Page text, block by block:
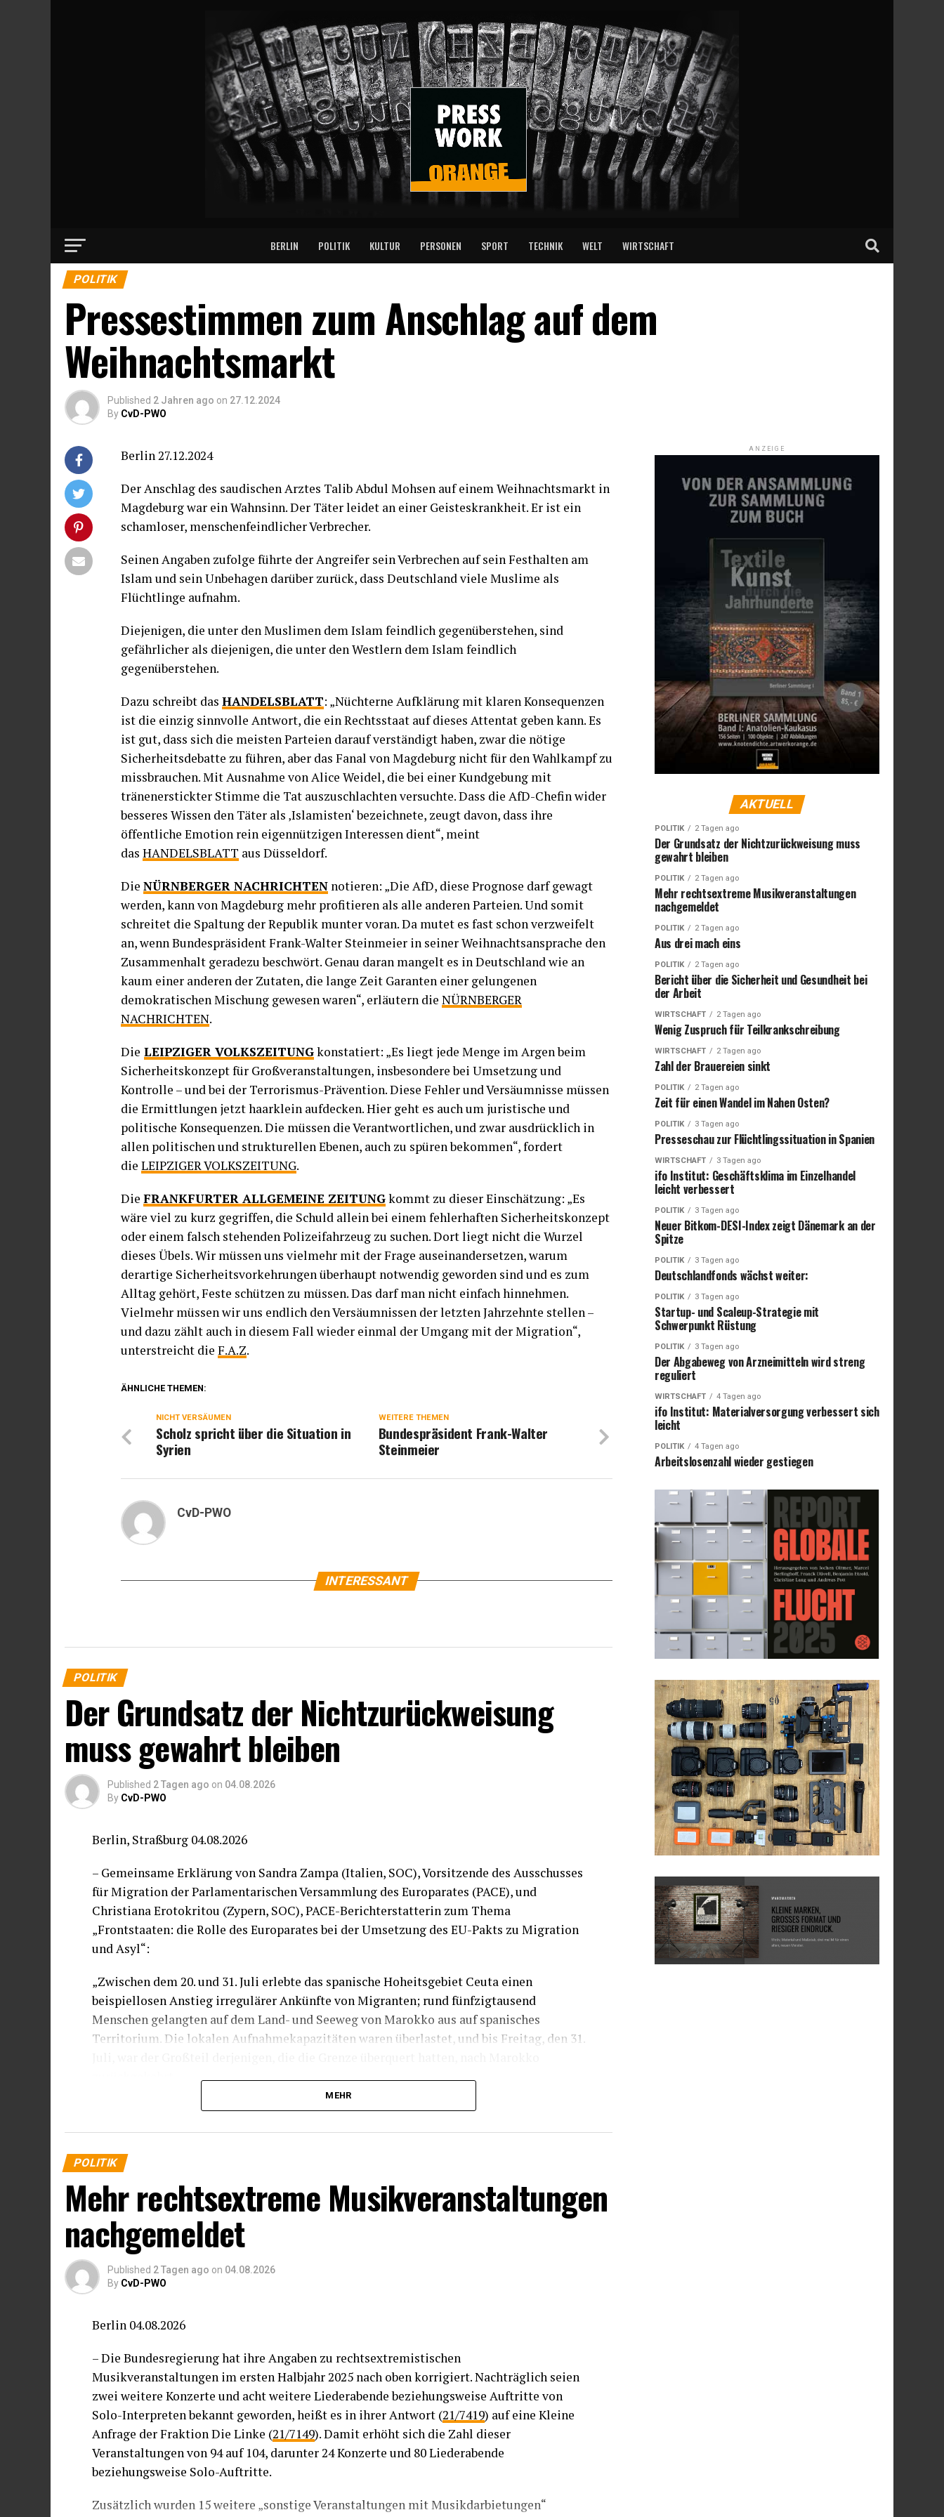
BERLIN POLITIK KULTUR PERSONEN SPORT TECHNIK WELT WIRTSCHAFT
POLITIK
Pressestimmen zum Anschlag auf dem
Weihnachtsmarkt
Published 2 Jahren ago on 27.12.2024
By CvD-PWO
Berlin 27.12.2024
Der Anschlag des saudischen Arztes Talib Abdul Mohsen auf einem Weihnachtsmarkt in
Magdeburg war ein Wahnsinn. Der Täter leidet an einer Geisteskrankheit. Er ist ein
schamloser, menschenfeindlicher Verbrecher.
Seinen Angaben zufolge führte der Angreifer sein Verbrechen auf sein Festhalten am
Islam und sein Unbehagen darüber zurück, dass Deutschland viele Muslime als
Flüchtlinge aufnahm.
Diejenigen, die unter den Muslimen dem Islam feindlich gegenüberstehen, sind
gefährlicher als diejenigen, die unter den Westlern dem Islam feindlich
gegenüberstehen.
Dazu schreibt das HANDELSBLATT: „Nüchterne Aufklärung mit klaren Konsequenzen
ist die einzig sinnvolle Antwort, die ein Rechtsstaat auf dieses Attentat geben kann. Es
ist gut, dass sich die meisten Parteien darauf verständigt haben, zwar die nötige
Sicherheitsdebatte zu führen, aber das Fanal von Magdeburg nicht für den Wahlkampf zu
missbrauchen. Mit Ausnahme von Alice Weidel, die bei einer Kundgebung mit
tränenerstickter Stimme die Tat auszuschlachten versuchte. Dass die AfD-Chefin wider
besseres Wissen den Täter als ‚Islamisten‘ bezeichnete, zeugt davon, dass ihre
öffentliche Emotion rein eigennützigen Interessen dient“, meint
das HANDELSBLATT aus Düsseldorf.
Die NÜRNBERGER NACHRICHTEN notieren: „Die AfD, diese Prognose darf gewagt
werden, kann von Magdeburg mehr profitieren als alle anderen Parteien. Und somit
schreitet die Spaltung der Republik munter voran. Da mutet es fast schon verzweifelt
an, wenn Bundespräsident Frank-Walter Steinmeier in seiner Weihnachtsansprache den
Zusammenhalt geradezu beschwört. Genau daran mangelt es in Deutschland wie an
kaum einer anderen der Zutaten, die lange Zeit Garanten einer gelungenen
demokratischen Mischung gewesen waren“, erläutern die NÜRNBERGER
NACHRICHTEN.
Die LEIPZIGER VOLKSZEITUNGkonstatiert: „Es liegt jede Menge im Argen beim
Sicherheitskonzept für Großveranstaltungen, insbesondere bei Umsetzung und
Kontrolle – und bei der Terrorismus-Prävention. Diese Fehler und Versäumnisse müssen
die Ermittlungen jetzt haarklein aufdecken. Hier geht es auch um juristische und
politische Konsequenzen. Die müssen die Verantwortlichen, und zwar ausdrücklich in
allen politischen und strukturellen Ebenen, auch zu spüren bekommen“, fordert
die LEIPZIGER VOLKSZEITUNG.
Die FRANKFURTER ALLGEMEINE ZEITUNGkommt zu dieser Einschätzung: „Es
wäre viel zu kurz gegriffen, die Schuld allein bei einem fehlerhaften Sicherheitskonzept
oder einem falsch stehenden Polizeifahrzeug zu suchen. Dort liegt nicht die Wurzel
dieses Übels. Wir müssen uns vielmehr mit der Frage auseinandersetzen, warum
derartige Sicherheitsvorkehrungen überhaupt notwendig geworden sind und es zum
Alltag gehört, Feste schützen zu müssen. Das darf man nicht einfach hinnehmen.
Vielmehr müssen wir uns endlich den Versäumnissen der letzten Jahrzehnte stellen –
und dazu zählt auch in diesem Fall wieder einmal der Umgang mit der Migration“,
unterstreicht die F.A.Z.
ÄHNLICHE THEMEN:
WEITERE THEMEN
Bundespräsident Frank-Walter
Steinmeier
NICHT VERSÄUMEN
Scholz spricht über die Situation in
Syrien
CvD-PWO
INTERESSANT
POLITIK
Der Grundsatz der Nichtzurückweisung
muss gewahrt bleiben
Published 2 Tagen ago on 04.08.2026
By CvD-PWO
Berlin, Straßburg 04.08.2026
– Gemeinsame Erklärung von Sandra Zampa (Italien, SOC), Vorsitzende des Ausschusses
für Migration der Parlamentarischen Versammlung des Europarates (PACE), und
Christiana Erotokritou (Zypern, SOC), PACE-Berichterstatterin zum Thema
„Frontstaaten: die Rolle des Europarates bei der Umsetzung des EU-Pakts zu Migration
und Asyl“:
„Zwischen dem 20. und 31. Juli erlebte das spanische Hoheitsgebiet Ceuta einen
beispiellosen Anstieg irregulärer Ankünfte von Migranten; rund fünfzigtausend
Menschen gelangten auf dem Land- und Seeweg von Marokko aus auf spanisches
Territorium. Die lokalen Aufnahmekapazitäten waren überlastet, und bis Freitag, den 31.
Tragischerweise bestätigen offizielle Berichte, dass bei diesen gefährlichen
nicht ignoriert werden darf. Ebenso stehen wir an der Seite der Bevölkerung von Ceuta,
die mit einer außergewöhnlichen humanitären Krise konfrontiert war, welche die
lokalen Ressourcen bis an die Grenzen ihrer Belastbarkeit beanspruchte.
Wir erinnern daran, dass die Mitgliedstaaten des Europarates und die Europäische
Union die lokalen Behörden finanziell, technisch und administrativ bei der Bewältigung
von Notsituationen unterstützen müssen, die durch die Ankunft einer großen Zahl von
Menschen entstehen – wie es die Versammlung kürzlich bekräftigt hat. In solchen
Tat wahren.
Während die EU-Innenminister heute zu Krisengesprächen über die Ereignisse in Ceuta
zusammenkommen, fordern wir zudem alle EU-Mitgliedstaaten auf, die Bestimmungen
des EU-Pakts zu Migration und Asyl uneingeschränkt einzuhalten – insbesondere den
Solidaritätsmechanismus sowie die Verordnung für Krisen- und Fälle höherer Gewalt.
Diese bieten wirksame Rechtsinstrumente, um auf Krisen wie diese entschlossen, aber
menschenwürdig zu reagieren.
uneingeschränkt achten, selbst wenn Migration instrumentalisiert wird. Wie die
MEHR
POLITIK
Mehr rechtsextreme Musikveranstaltungen
nachgemeldet
Published 2 Tagen ago on 04.08.2026
By CvD-PWO
Berlin 04.08.2026
– Die Bundesregierung hat ihre Angaben zu rechtsextremistischen
Musikveranstaltungen im ersten Halbjahr 2025 nach oben korrigiert. Nachträglich seien
zwei weitere Konzerte und acht weitere Liederabende beziehungsweise Auftritte von
Solo-Interpreten bekannt geworden, heißt es in ihrer Antwort (21/7419) auf eine Kleine
Anfrage der Fraktion Die Linke (21/7149). Damit erhöht sich die Zahl dieser
Veranstaltungen von 94 auf 104, darunter 24 Konzerte und 80 Liederabende
beziehungsweise Solo-Auftritte.
Zusätzlich wurden 15 weitere „sonstige Veranstaltungen mit Musikdarbietungen“
ANZEIGE
AKTUELL
POLITIK 2 Tagen ago
Der Grundsatz der Nichtzurückweisung muss
gewahrt bleiben
POLITIK 2 Tagen ago
Mehr rechtsextreme Musikveranstaltungen
nachgemeldet
POLITIK 2 Tagen ago
Aus drei mach eins
POLITIK 2 Tagen ago
Bericht über die Sicherheit und Gesundheit bei
der Arbeit
WIRTSCHAFT 2 Tagen ago
Wenig Zuspruch für Teilkrankschreibung
WIRTSCHAFT 2 Tagen ago
Zahl der Brauereien sinkt
POLITIK 2 Tagen ago
Zeit für einen Wandel im Nahen Osten?
POLITIK 3 Tagen ago
Presseschau zur Flüchtlingssituation in Spanien
WIRTSCHAFT 3 Tagen ago
ifo Institut: Geschäftsklima im Einzelhandel
leicht verbessert
POLITIK 3 Tagen ago
Neuer Bitkom-DESI-Index zeigt Dänemark an der
Spitze
POLITIK 3 Tagen ago
Deutschlandfonds wächst weiter:
POLITIK 3 Tagen ago
Startup- und Scaleup-Strategie mit
Schwerpunkt Rüstung
POLITIK 3 Tagen ago
Der Abgabeweg von Arzneimitteln wird streng
reguliert
WIRTSCHAFT 4 Tagen ago
ifo Institut: Materialversorgung verbessert sich
leicht
POLITIK 4 Tagen ago
Arbeitslosenzahl wieder gestiegen